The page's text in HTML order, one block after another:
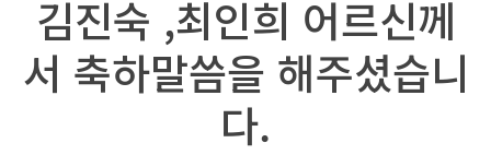
김진숙 ,최인희 어르신께
서 축하말씀을 해주셨습니
다.